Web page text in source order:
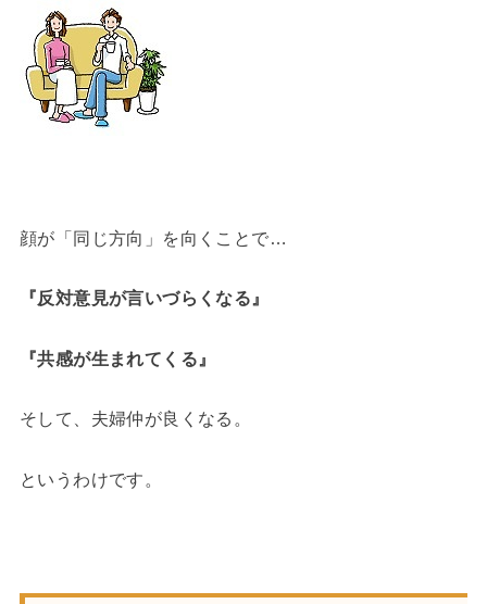
顔が「同じ方向」を向くことで…
『反対意見が言いづらくなる』
『共感が生まれてくる』
そして、夫婦仲が良くなる。
というわけです。